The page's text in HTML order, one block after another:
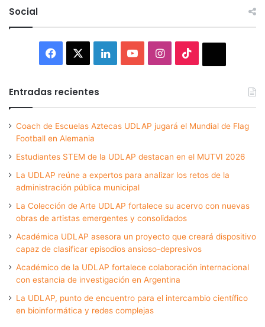
Social
Facebook LinkedInYouTubeInstagram
Entradas recientes
Coach de Escuelas Aztecas UDLAP jugará el Mundial de Flag
Football en Alemania
Estudiantes STEM de la UDLAP destacan en el MUTVI 2026
La UDLAP reúne a expertos para analizar los retos de la
administración pública municipal
La Colección de Arte UDLAP fortalece su acervo con nuevas
obras de artistas emergentes y consolidados
Académica UDLAP asesora un proyecto que creará dispositivo
capaz de clasificar episodios ansioso-depresivos
Académico de la UDLAP fortalece colaboración internacional
con estancia de investigación en Argentina
La UDLAP, punto de encuentro para el intercambio científico
en bioinformática y redes complejas